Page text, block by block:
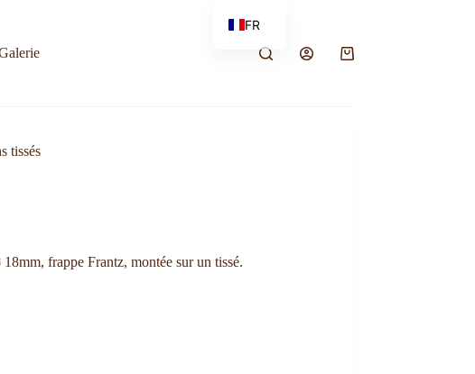
tissés
frappe Frantz, montée sur un tissé.
FR
EN